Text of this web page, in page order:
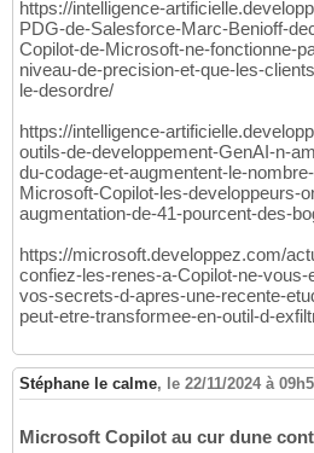
https://intelligence-
PDG-de-Salesforce-Marc-Benioff-
Copilot-de-Microsoft-ne-fonctionne-
niveau-de-precision-et-que-les-
le-desordre/
https://intelligence-
outils-de-developpement-GenAI-n-
du-codage-et-augmentent-le-
Microsoft-Copilot-les-developpeurs-
augmentation-de-41-pourcent-des-
https://microsoft.developpez.com/
confiez-les-renes-a-Copilot-ne-
vos-secrets-d-apres-une-recente-
peut-etre-transformee-en-outil-d-
Stéphane le calme, le 22/11/2024 à
Microsoft Copilot au cur dune